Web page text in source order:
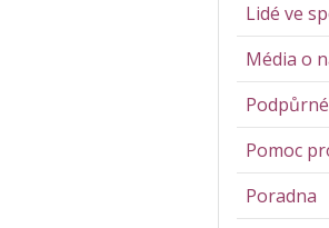
Lidé ve
Média o
Pomoc
Poradna